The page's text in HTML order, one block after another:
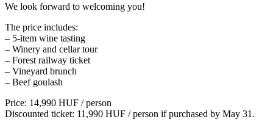
We look forward to welcoming you!
The price includes:
– 5-item wine tasting
– Winery and cellar tour
– Forest railway ticket
– Vineyard brunch
– Beef goulash
Price: 14,990 HUF / person
Discounted ticket: 11,990 HUF / person if purchased by May 31.